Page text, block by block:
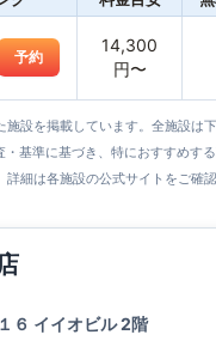
予約
14,300
円〜
設を掲載しています。全施設は
基準に基づき、特におすすめする
細は各施設の公式サイトをご確認
６ イイオビル 2階